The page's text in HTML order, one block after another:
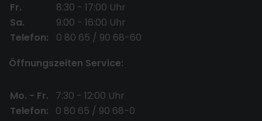
Fr.
8:30 - 17:00 Uhr
Sa.
9:00 - 16:00 Uhr
Telefon:
0 80 65 / 90 68-60
Öffnungszeiten Service:
Mo. - Fr.
7:30 - 12:00 Uhr
Telefon:
0 80 65 / 90 68-0